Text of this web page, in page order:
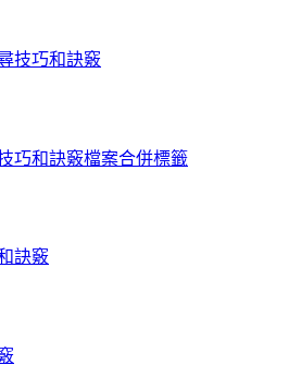
技巧和訣竅
巧和訣竅檔案合併標籤
訣竅